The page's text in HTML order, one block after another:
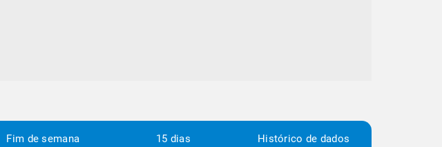
Fim de semana 15 dias Histórico de dados